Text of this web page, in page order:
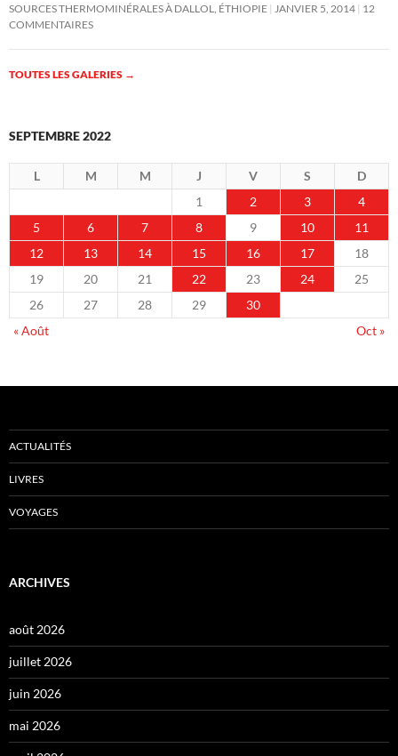
SOURCES THERMOMINÉRALES À DALLOL, ÉTHIOPIE JANVIER 5, 2014 12
COMMENTAIRES
TOUTES LES GALERIES →
SEPTEMBRE 2022
L M M J V S
D
1
2 3
4
5
6 7 8 9 10
11
12
13 14 15 16 17
18
19
20 21 22 23 24
25
26
27 28 29
30
« Août
Oct »
ACTUALITÉS
LIVRES
VOYAGES
ARCHIVES
août 2026
juillet 2026
juin 2026
mai 2026